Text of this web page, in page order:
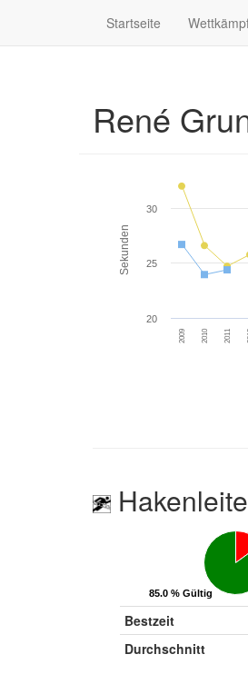
Startseite
René
Sekunden
2009 2010 2011
20
25
30
85.0 % Gültig
85.0 % Gültig
Bestzeit
Durchschnitt